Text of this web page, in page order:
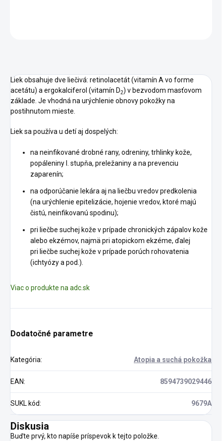
Liek obsahuje dve liečivá: retinolacetát (vitamín A vo forme
acetátu) a ergokalciferol (vitamín D2) v bezvodom masťovom
základe. Je vhodná na urýchlenie obnovy pokožky na
postihnutom mieste.
Liek sa používa u detí aj dospelých:
na neinfikované drobné rany, odreniny, trhlinky kože,
popáleniny I. stupňa, preležaniny a na prevenciu
zaparenín;
na odporúčanie lekára aj na liečbu vredov predkolenia
(na urýchlenie epitelizácie, hojenie vredov, ktoré majú
čistú, neinfikovanú spodinu);
pri liečbe suchej kože v prípade chronických zápalov kože
alebo ekzémov, najmä pri atopickom ekzéme, ďalej
pri liečbe suchej kože v prípade porúch rohovatenia
(ichtyózy a pod.).
Viac o produkte na adc.sk
Dodatočné parametre
Kategória: Atopia a suchá pokožka
EAN: 8594739029446
SUKL kód: 9679A
Diskusia
Buďte prvý, kto napíše príspevok k tejto položke.